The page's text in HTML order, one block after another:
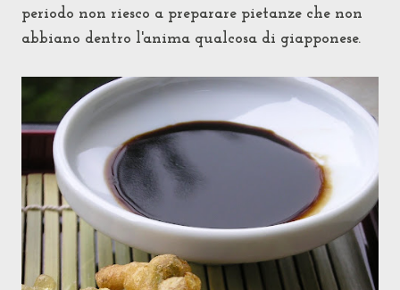
periodo non riesco a preparare pietanze che non
abbiano dentro l'anima qualcosa di giapponese.